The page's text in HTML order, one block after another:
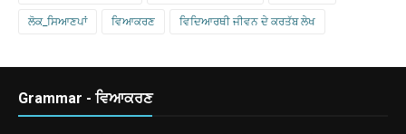
ਲੋਕ_ਸਿਆਣਪਾਂ ਵਿਆਕਰਣ ਵਿਦਿਆਰਥੀ ਜੀਵਨ ਦੇ ਕਰਤੱਬ ਲੇਖ
Grammar - ਵਿਆਕਰਣ